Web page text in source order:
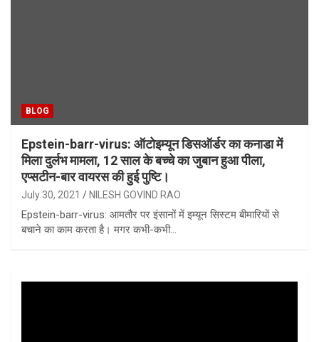
BLOG
Epstein-barr-virus: ऑटोइम्यून डिसऑर्डर का कनाडा में
मिला दुर्लभ मामला, 12 साल के बच्चे का जुबान हुआ पीला,
एप्सटीन-बार वायरस की हुई पुष्टि।
July 30, 2021 NILESH GOVIND RAO
Epstein-barr-virus: आमतौर पर इंसानों में इम्यून सिस्टम बीमारियों से
बचाने का काम करता है। मगर कभी-कभी…